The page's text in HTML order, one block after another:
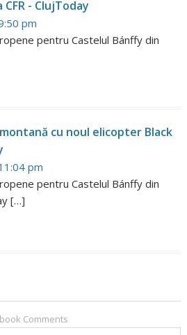
- ClujToday
pm
pentru Castelul Bánffy din
cu noul elicopter Black
pm
pentru Castelul Bánffy din
[…]
Comments